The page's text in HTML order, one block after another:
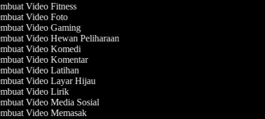
Video Fitness
Video Foto
Video Gaming
Video Hewan Peliharaan
Video Komedi
Video Komentar
Video Latihan
Video Layar Hijau
Video Lirik
Video Media Sosial
Video Memasak